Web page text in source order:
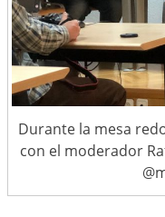
Durante la mesa
con el moderador